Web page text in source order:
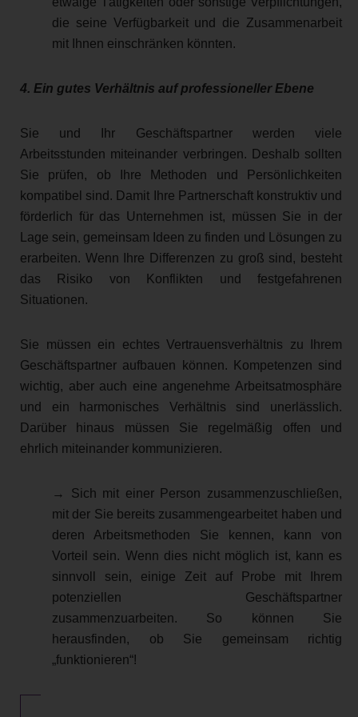
die seine Verfügbarkeit und die Zusammenarbeit
mit Ihnen einschränken könnten.
4. Ein gutes Verhältnis auf professioneller Ebene
Sie und Ihr Geschäftspartner werden viele
Arbeitsstunden miteinander verbringen. Deshalb sollten
Sie prüfen, ob Ihre Methoden und Persönlichkeiten
kompatibel sind. Damit Ihre Partnerschaft konstruktiv und
förderlich für das Unternehmen ist, müssen Sie in der
Lage sein, gemeinsam Ideen zu finden und Lösungen zu
erarbeiten. Wenn Ihre Differenzen zu groß sind, besteht
das Risiko von Konflikten und festgefahrenen
Situationen.
Sie müssen ein echtes Vertrauensverhältnis zu Ihrem
Geschäftspartner aufbauen können. Kompetenzen sind
wichtig, aber auch eine angenehme Arbeitsatmosphäre
und ein harmonisches Verhältnis sind unerlässlich.
Darüber hinaus müssen Sie regelmäßig offen und
ehrlich miteinander kommunizieren.
→ Sich mit einer Person zusammenzuschließen,
mit der Sie bereits zusammengearbeitet haben und
deren Arbeitsmethoden Sie kennen, kann von
Vorteil sein. Wenn dies nicht möglich ist, kann es
sinnvoll sein, einige Zeit auf Probe mit Ihrem
potenziellen Geschäftspartner
zusammenzuarbeiten. So können Sie
herausfinden, ob Sie gemeinsam richtig
„funktionieren“!